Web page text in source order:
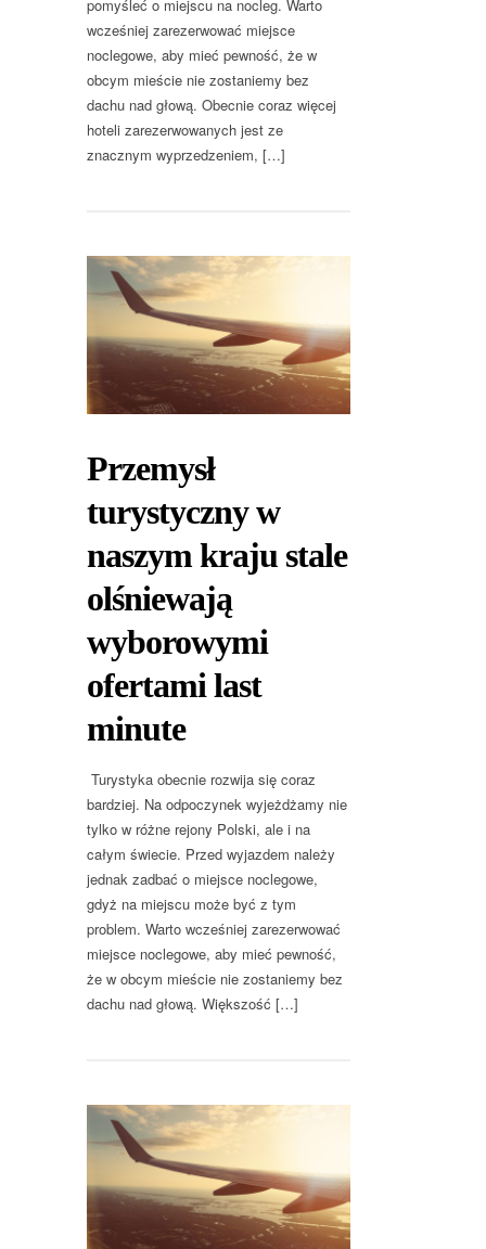
pomyśleć o miejscu na nocleg. Warto
wcześniej zarezerwować miejsce
noclegowe, aby mieć pewność, że w
obcym mieście nie zostaniemy bez
dachu nad głową. Obecnie coraz więcej
hoteli zarezerwowanych jest ze
znacznym wyprzedzeniem, […]
Przemysł
turystyczny w
naszym kraju stale
olśniewają
wyborowymi
ofertami last
minute
Turystyka obecnie rozwija się coraz
bardziej. Na odpoczynek wyjeżdżamy nie
tylko w różne rejony Polski, ale i na
całym świecie. Przed wyjazdem należy
jednak zadbać o miejsce noclegowe,
gdyż na miejscu może być z tym
problem. Warto wcześniej zarezerwować
miejsce noclegowe, aby mieć pewność,
że w obcym mieście nie zostaniemy bez
dachu nad głową. Większość […]